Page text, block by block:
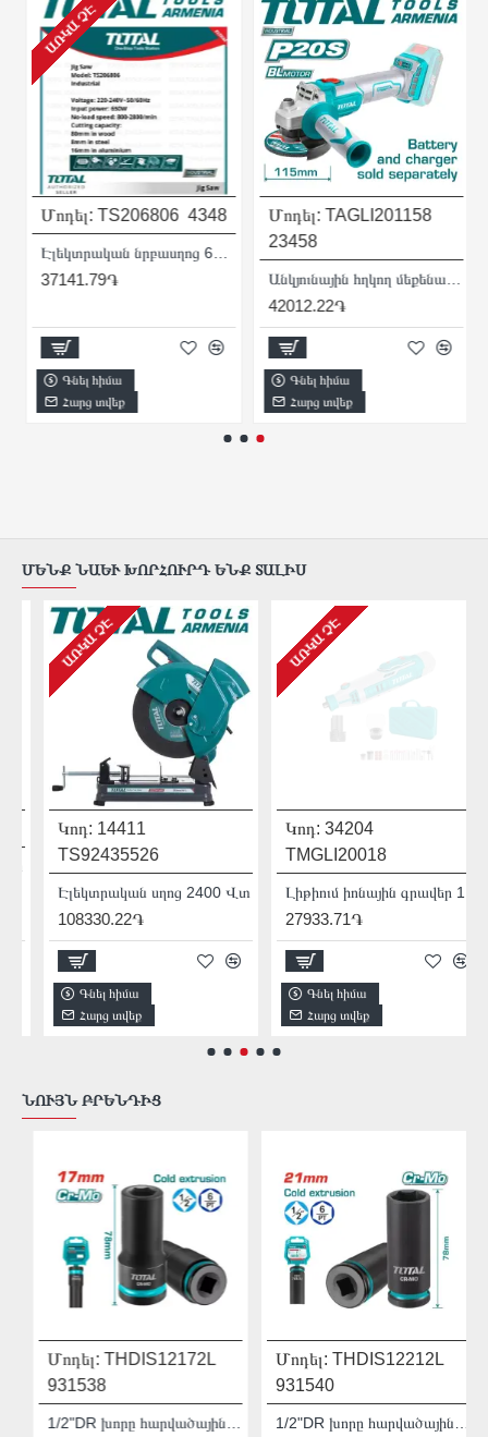
ԱՌԿԱ ՉԷ
Մոդել: TS206806 4348
Էլեկտրական նրբասղոց 650 վտ
37141.79֏
Գնել հիմա
Հարց տվեք
Մոդել: TAGLI201158
23458
Անկյունային հղկող մեքենա (ԱՀՄ) - Բալգարկա մարտկոցով 20 Վ
42012.22֏
Գնել հիմա
Հարց տվեք
ՄԵՆՔ ՆԱԵՒ ԽՈՐՀՈՒՐԴ ԵՆՔ ՏԱԼԻՍ
ԱՌԿԱ ՉԷ
Կոդ: 14411
TS92435526
Էլեկտրական սղոց 2400 Վտ
108330.22֏
Գնել հիմա
Հարց տվեք
ԱՌԿԱ ՉԷ
Կոդ: 34204
TMGLI20018
Լիթիում իոնային գրավեր 12Վ/USB type-C
27933.71֏
Գնել հիմա
Հարց տվեք
ՆՈՒՅՆ ԲՐԵՆԴԻՑ
Մոդել: THDIS12172L
931538
1/2"DR խորը հարվածային գլխիկ TOTAL THDIS12172L
Մոդել: THDIS12212L
931540
1/2"DR խորը հարվածային գլխիկ TOTAL THDIS12212L